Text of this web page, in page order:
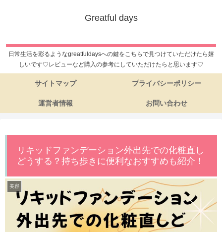
Greatful days
日常生活を彩るようなgreatfuldaysへの鍵をこちらで見つけていただけたら嬉
しいです♡レビューなど購入の参考にしていただけたらと思います♡
サイトマップ プライバシーポリシー
運営者情報 お問い合わせ
リキッドファンデーション外出先での化粧直し
どうする？持ち歩きに便利なおすすめも紹介！
美容